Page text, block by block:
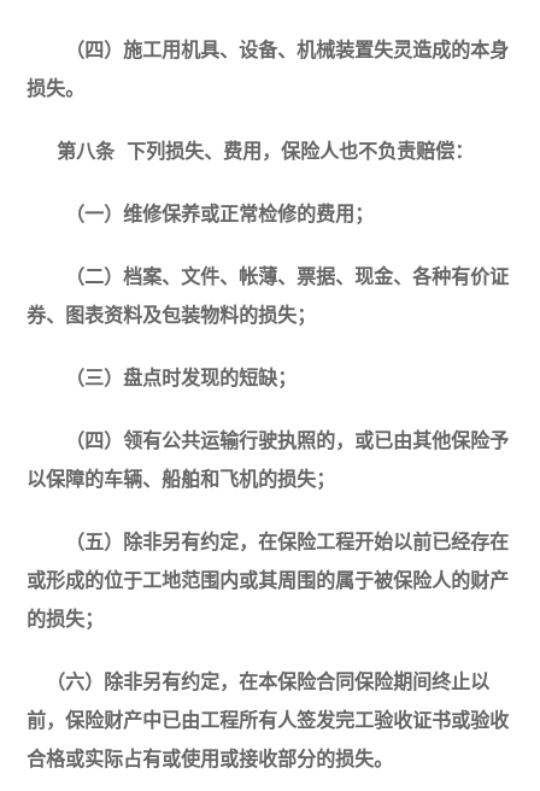
（四）施工用机具、设备、机械装置失灵造成的本身
损失。
第八条 下列损失、费用，保险人也不负责赔偿：
（一）维修保养或正常检修的费用；
（二）档案、文件、帐薄、票据、现金、各种有价证
券、图表资料及包装物料的损失；
（三）盘点时发现的短缺；
（四）领有公共运输行驶执照的，或已由其他保险予
以保障的车辆、船舶和飞机的损失；
（五）除非另有约定，在保险工程开始以前已经存在
或形成的位于工地范围内或其周围的属于被保险人的财产
的损失；
（六）除非另有约定，在本保险合同保险期间终止以
前，保险财产中已由工程所有人签发完工验收证书或验收
合格或实际占有或使用或接收部分的损失。